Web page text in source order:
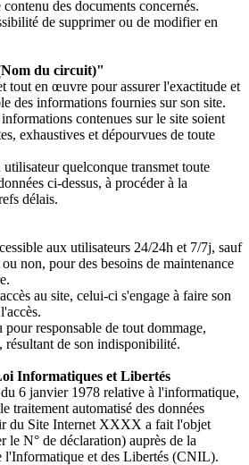
des documents concernés.
de supprimer ou de modifier en
du circuit)"
en œuvre pour assurer l'exactitude et
des informations fournies sur son site.
contenues sur le site soient
exhaustives et dépourvues de toute
quelconque transmet toute
ci-dessus, à procéder à la
délais.
aux utilisateurs 24/24h et 7/7j, sauf
non, pour des besoins de maintenance
au site, celui-ci s'engage à faire son
pour responsable de tout dommage,
résultant de son indisponibilité.
Informatiques et Libertés
6 janvier 1978 relative à l'informatique,
traitement automatisé des données
du Site Internet XXXX a fait l'objet
le N° de déclaration) auprès de la
l'Informatique et des Libertés (CNIL).